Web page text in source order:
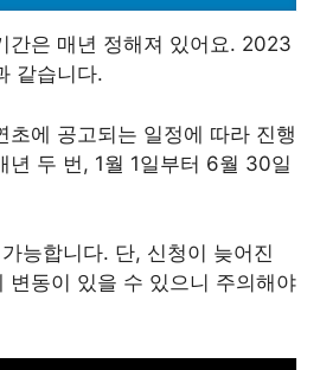
간은 매년 정해져 있어요. 2023
같습니다.
초에 공고되는 일정에 따라 진행
년 두 번, 1월 1일부터 6월 30일
능합니다. 단, 신청이 늦어진
변동이 있을 수 있으니 주의해야